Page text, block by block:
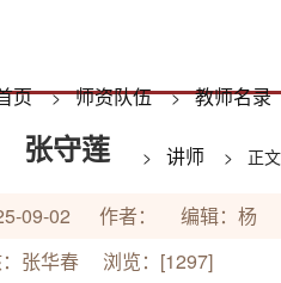
页>师资队伍>教师名录
> 讲师 > 正文
张守莲
09-02 作者： 编辑：杨
张华春 浏览：[1297]